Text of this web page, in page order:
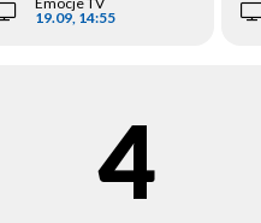
19.09, 14:55
4